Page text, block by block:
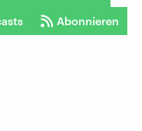
Abonnieren